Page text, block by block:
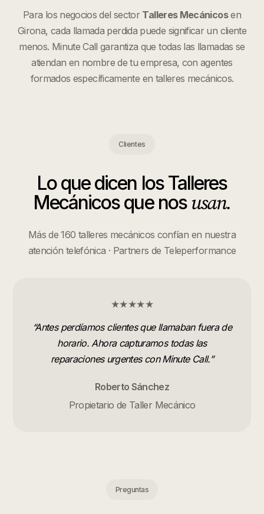
Para los negocios del sector Talleres Mecánicosen
Girona, cada llamada perdida puede significar un cliente
menos. Minute Call garantiza que todas las llamadas se
atiendan en nombre de tu empresa, con agentes
formados específicamente en talleres mecánicos.
Clientes
Lo que dicen losTalleres
Mecánicosque nosusan.
Más de 160 talleres mecánicos confían en nuestra
atención telefónica · Partners de Teleperformance
★★★★★
“Antes perdíamos clientes que llamaban fuera de
horario. Ahora capturamos todas las
reparaciones urgentes con Minute Call.”
Roberto Sánchez
Propietario de Taller Mecánico
Preguntas